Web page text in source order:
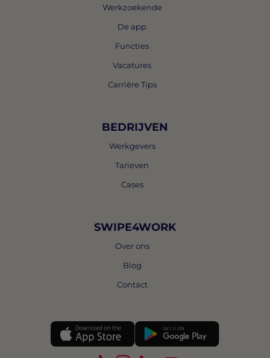
Werkzoekende
De app
Functies
Vacatures
Carrière Tips
BEDRIJVEN
Werkgevers
Tarieven
Cases
SWIPE4WORK
Over ons
Blog
Contact